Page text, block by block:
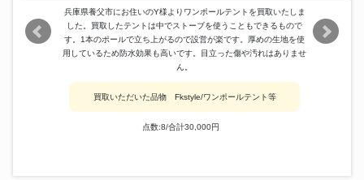
兵庫県養父市にお住いのY様よりワンポールテントを買取いたしま
した。買取したテントは中でストーブを使うこともできるもので
す。1本のポールで立ち上がるので設営が楽です。厚めの生地を使
用しているため防水効果も高いです。目立った傷や汚れはありませ
ん。
買取いただいた品物 Fkstyle/ワンポールテント等
点数:8/合計30,000円